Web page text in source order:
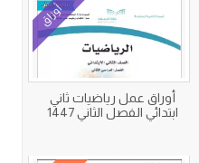
أوراق
أوراق عمل رياضيات ثاني
ابتدائي الفصل الثاني 1447